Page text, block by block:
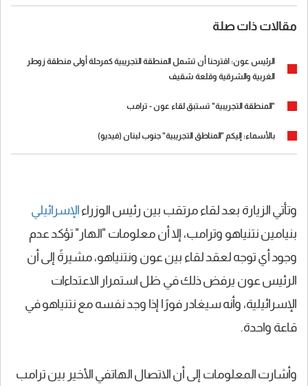
مقالات ذات صلة
الرئيس عون: اقترحنا أن تشمل المنطقة التجريبية كمرحلة أولى منطقة زوطر
الغربية والشرقية وقلعة شقيف
"المنطقة التجريبية" تستبق لقاء عون - ترامب
بالأسماء: إليكم "المناطق التجريبية" جنوب لبنان (فيديو)
وتأتي الزيارة بعد لقاء مرتقب بين رئيس الوزراء الإسرائيلي
بنيامين نتنياهو وترامب، إلا أن معلومات "الهار" تؤكد عدم
وجود أي توجه لعقد لقاء بين عون ونتنياهو، مشيرةً إلى أن
الرئيس عون يرفض ذلك في ظل استمرار الاعتداءات
الإسرائيلية، وأنه سيغادر فورًا إذا وجد نفسه مع نتنياهو في
قاعة واحدة.
وأشارت المعلومات إلى أن الاتصال الهاتفي الأخير بين ترامب